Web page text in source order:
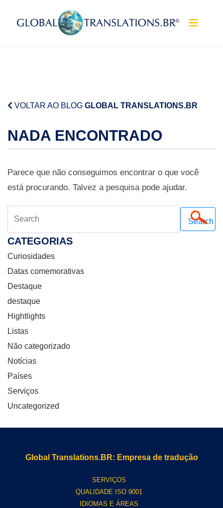
Pular para o conteúdo
VOLTAR AO BLOG GLOBAL TRANSLATIONS.BR
NADA ENCONTRADO
Parece que não conseguimos encontrar o que você
está procurando. Talvez a pesquisa pode ajudar.
Search
CATEGORIAS
Curiosidades
Datas comemorativas
Destaque
destaque
Hightlights
Listas
Não categorizado
Notícias
Países
Serviços
Uncategorized
Global Translations.BR: Empresa de tradução
SERVIÇOS
QUALIDADE ISO 9001
IDIOMAS E ÁREAS